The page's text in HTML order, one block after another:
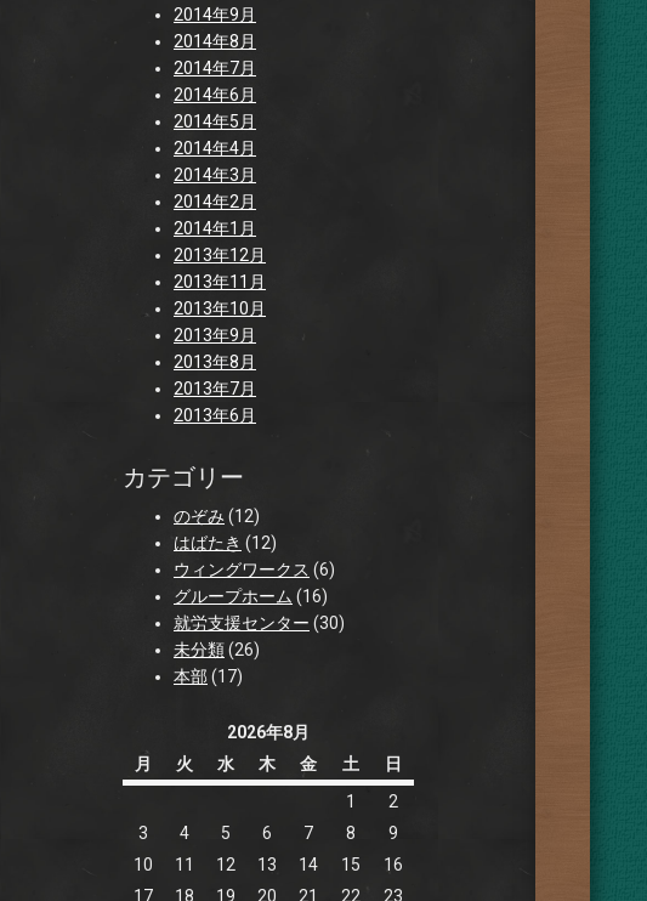
2014年9月
2014年8月
2014年7月
2014年6月
2014年5月
2014年4月
2014年3月
2014年2月
2014年1月
2013年12月
2013年11月
2013年10月
2013年9月
2013年8月
2013年7月
2013年6月
カテゴリー
のぞみ (12)
はばたき (12)
ウィングワークス (6)
グループホーム (16)
就労支援センター (30)
未分類(26)
本部(17)
2026年8月
月
火 水 木 金 土
日
1
2
3
4 5 6 7 8
9
10
11 12 13 14 15
16
17
18 19 20 21 22
23